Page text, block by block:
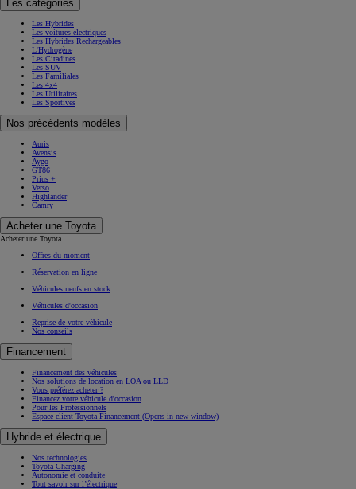
Les catégories
Les Hybrides
Les voitures électriques
Les Hybrides Rechargeables
L'Hydrogène
Les Citadines
Les SUV
Les Familiales
Les 4x4
Les Utilitaires
Les Sportives
Nos précédents modèles
Auris
Avensis
Aygo
GT86
Prius +
Verso
Highlander
Camry
Acheter une Toyota
Acheter une Toyota
Offres du moment
Réservation en ligne
Véhicules neufs en stock
Véhicules d'occasion
Reprise de votre véhicule
Nos conseils
Financement
Financement des véhicules
Nos solutions de location en LOA ou LLD
Vous préférez acheter ?
Financez votre véhicule d'occasion
Pour les Professionnels
Espace client Toyota Financement (Opens in new window)
Hybride et électrique
Nos technologies
Toyota Charging
Autonomie et conduite
Tout savoir sur l’électrique